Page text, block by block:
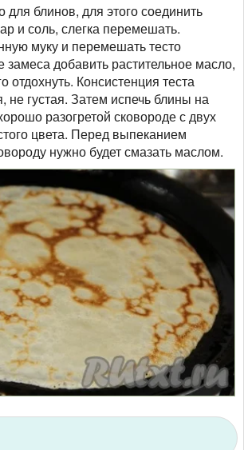
для блинов, для этого соединить
и соль, слегка перемешать.
муку и перемешать тесто
замеса добавить растительное масло,
отдохнуть. Консистенция теста
не густая. Затем испечь блины на
разогретой сковороде с двух
цвета. Перед выпеканием
нужно будет смазать маслом.